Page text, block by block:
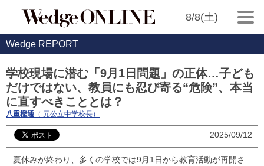
8/8(土)
Wedge REPORT
学校現場に潜む「9月1日問題」の正体…子ども
だけではない、教員にも忍び寄る“危険”、本当
に直すべきこととは？
八重樫通 （ 元公立中学校長）
2025/09/12
夏休みが終わり、多くの学校では9月1日から教育活動が再開さ